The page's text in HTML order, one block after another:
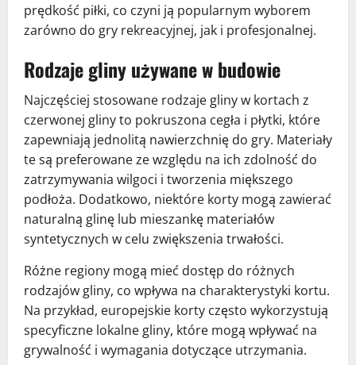
prędkość piłki, co czyni ją popularnym wyborem
zarówno do gry rekreacyjnej, jak i profesjonalnej.
Rodzaje gliny używane w budowie
Najczęściej stosowane rodzaje gliny w kortach z
czerwonej gliny to pokruszona cegła i płytki, które
zapewniają jednolitą nawierzchnię do gry. Materiały
te są preferowane ze względu na ich zdolność do
zatrzymywania wilgoci i tworzenia miększego
podłoża. Dodatkowo, niektóre korty mogą zawierać
naturalną glinę lub mieszankę materiałów
syntetycznych w celu zwiększenia trwałości.
Różne regiony mogą mieć dostęp do różnych
rodzajów gliny, co wpływa na charakterystyki kortu.
Na przykład, europejskie korty często wykorzystują
specyficzne lokalne gliny, które mogą wpływać na
grywalność i wymagania dotyczące utrzymania.